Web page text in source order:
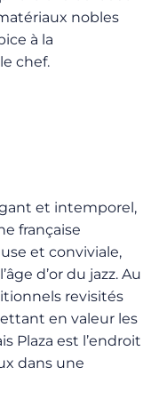
nobles
à la
chef.
et intemporel,
française
et conviviale,
d’or du jazz. Au
revisités
en valeur les
Plaza est l’endroit
dans une